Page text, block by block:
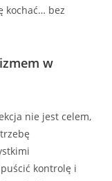
kochać… bez
w
nie jest celem,
kontrolę i